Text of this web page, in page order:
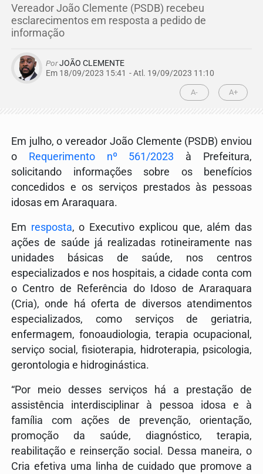
Vereador João Clemente (PSDB) recebeu
esclarecimentos em resposta a pedido de
informação
PorJOÃO CLEMENTE
Em 18/09/2023 15:41 - Atl. 19/09/2023 11:10
A- A+
Em julho, o vereador João Clemente (PSDB) enviou
o Requerimento nº 561/2023 à Prefeitura,
solicitando informações sobre os benefícios
concedidos e os serviços prestados às pessoas
idosas em Araraquara.
Em resposta, o Executivo explicou que, além das
ações de saúde já realizadas rotineiramente nas
unidades básicas de saúde, nos centros
especializados e nos hospitais, a cidade conta com
o Centro de Referência do Idoso de Araraquara
(Cria), onde há oferta de diversos atendimentos
especializados, como serviços de geriatria,
enfermagem, fonoaudiologia, terapia ocupacional,
serviço social, fisioterapia, hidroterapia, psicologia,
gerontologia e hidroginástica.
“Por meio desses serviços há a prestação de
assistência interdisciplinar à pessoa idosa e à
família com ações de prevenção, orientação,
promoção da saúde, diagnóstico, terapia,
reabilitação e reinserção social. Dessa maneira, o
Cria efetiva uma linha de cuidado que promove a